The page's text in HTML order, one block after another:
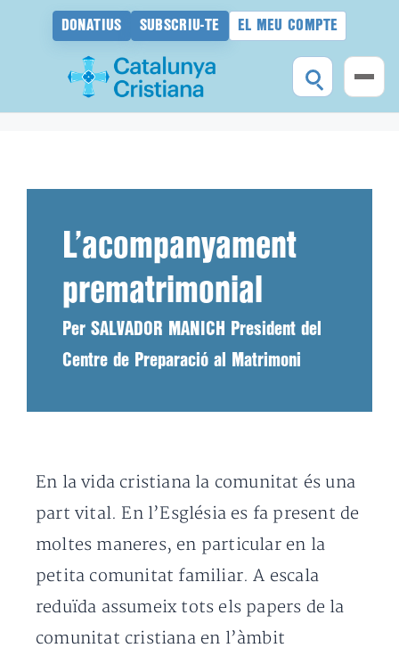
DONATIUS SUBSCRIU-TE EL MEU COMPTE
L’acompanyament
prematrimonial
Per SALVADOR MANICH President del
Centre de Preparació al Matrimoni
En la vida cristiana la comunitat és una
part vital. En l’Església es fa present de
moltes maneres, en particular en la
petita comunitat familiar. A escala
reduïda assumeix tots els papers de la
comunitat cristiana en l’àmbit